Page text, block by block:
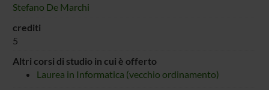
Stefano De Marchi
crediti
5
Altri corsi di studio in cui è offerto
Laurea in Informatica (vecchio ordinamento)